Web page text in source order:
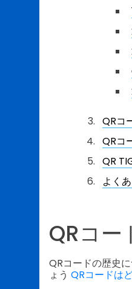
QRコ
QRコ
QR
よく
QRコー
QRコードの歴史
ょう QRコードは